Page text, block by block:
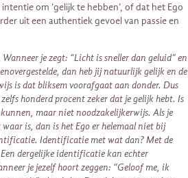
om ‘gelijk te hebben’, of dat het Ego
uit een authentiek gevoel van passie en
je zegt: “Licht is sneller dan geluid” en
dan heb jij natuurlijk gelijk en de
is dat bliksem voorafgaat aan donder. Dus
honderd procent zeker dat je gelijk hebt. Is
maar niet noodzakelijkerwijs. Als je
is, dan is het Ego er helemaal niet bij
Identificatie met wat dan? Met de
dergelijke identificatie kan echter
je jezelf hoort zeggen: “Geloof me, ik